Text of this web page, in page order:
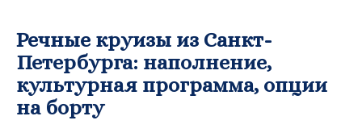
Речные круизы из Санкт-
Петербурга: наполнение,
культурная программа, опции
на борту